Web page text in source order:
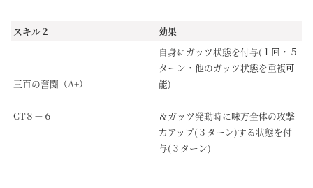
スキル２ 効果
三百の奮闘（A+）
CT８－６
自身にガッツ状態を付与(１回・５
ターン・他のガッツ状態を重複可
能)
＆ガッツ発動時に味方全体の攻撃
力アップ(３ターン)する状態を付
与(３ターン)